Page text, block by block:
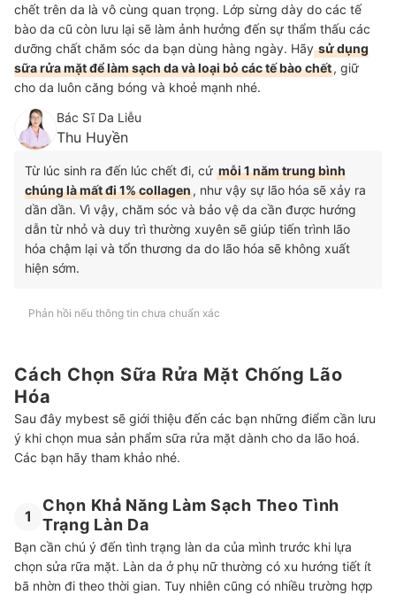
chết trên da là vô cùng quan trọng. Lớp sừng dày do các tế
bào da cũ còn lưu lại sẽ làm ảnh hưởng đến sự thẩm thấu các
dưỡng chất chăm sóc da bạn dùng hàng ngày. Hãysử dụng
sữa rửa mặt để làm sạch da và loại bỏ các tế bào chết, giữ
cho da luôn căng bóng và khoẻ mạnh nhé.
Bác Sĩ Da Liễu
Thu Huyền
Từ lúc sinh ra đến lúc chết đi, cứ mỗi 1 năm trung bình
chúng là mất đi 1% collagen, như vậy sự lão hóa sẽ xảy ra
dần dần. Vì vậy, chăm sóc và bảo vệ da cần được hướng
dẫn từ nhỏ và duy trì thường xuyên sẽ giúp tiến trình lão
hóa chậm lại và tổn thương da do lão hóa sẽ không xuất
hiện sớm.
Phản hồi nếu thông tin chưa chuẩn xác
Cách Chọn Sữa Rửa Mặt Chống Lão
Hóa
Sau đây mybest sẽ giới thiệu đến các bạn những điểm cần lưu
ý khi chọn mua sản phẩm sữa rửa mặt dành cho da lão hoá.
Các bạn hãy tham khảo nhé.
1
Chọn Khả Năng Làm Sạch Theo Tình
Trạng Làn Da
Bạn cần chú ý đến tình trạng làn da của mình trước khi lựa
chọn sửa rữa mặt. Làn da ở phụ nữ thường có xu hướng tiết ít
bã nhờn đi theo thời gian. Tuy nhiên cũng có nhiều trường hợp